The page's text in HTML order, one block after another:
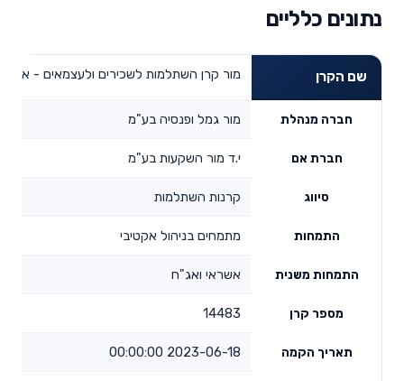
נתונים כלליים
שם הקרן מור קרן השתלמות לשכירים ולעצמאים -
חברה מנהלת מור גמל ופנסיה בע"מ
חברת אם י.ד מור השקעות בע"מ
סיווג קרנות השתלמות
התמחות מתמחים בניהול אקטיבי
התמחות משנית אשראי ואג"ח
מספר קרן 14483
תאריך הקמה 2023-06-18 00:00:00